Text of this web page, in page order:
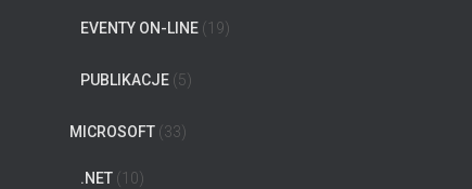
EVENTY ON-LINE (19)
PUBLIKACJE (5)
MICROSOFT (33)
.NET (10)